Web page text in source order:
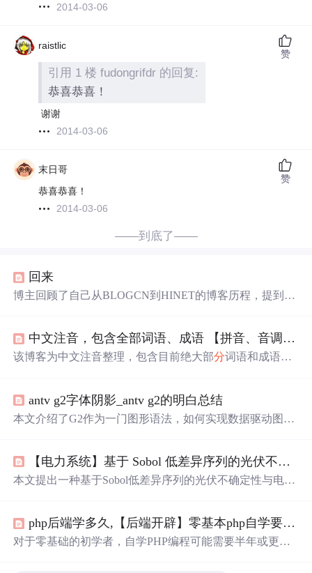
2014-03-06
raistlic
引用 1 楼 fudongrifdr 的回复:
恭喜恭喜！
谢谢
2014-03-06
赞
末日哥
恭喜恭喜！
2014-03-06
赞
——到底了——
回来
博主回顾了自己从BLOGCN到HINET的博客历程，提到许
中文注音，包含全部词语、成语 【拼音、音调】（三）
该博客为中文注音整理，包含目前绝大部分词语和成语的
antv g2字体阴影_antv g2的明白总结
本文介绍了G2作为一门图形语法，如何实现数据驱动图
tor进行数据处理，使用Scale进行数据到图形的映射，借助
View和Geom创建图形，并通过coord、axis、legend、tooltip
【电力系统】基于 Sobol 低差异序列的光伏不确定性-电压稳定联合评估研究附Matlab代码
本文提出一种基于Sobol低差异序列的光伏不确定性与电压
度，实现对电力系统电压稳定的高效量化分析。通过Matla
b仿真验证了该方法在较小样本下具备高精度与快速收敛的
php后端学多久,【后端开辟】零基本php自学要多久
对于零基础的初学者，自学PHP编程可能需要半年或更长